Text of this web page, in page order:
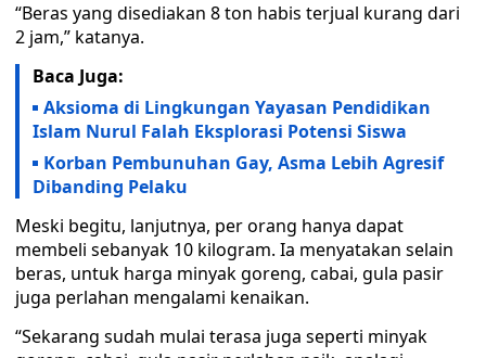
“Beras yang disediakan 8 ton habis terjual kurang dari
2 jam,” katanya.
Baca Juga:
Aksioma di Lingkungan Yayasan Pendidikan
Islam Nurul Falah Eksplorasi Potensi Siswa
Korban Pembunuhan Gay, Asma Lebih Agresif
Dibanding Pelaku
Meski begitu, lanjutnya, per orang hanya dapat
membeli sebanyak 10 kilogram. Ia menyatakan selain
beras, untuk harga minyak goreng, cabai, gula pasir
juga perlahan mengalami kenaikan.
“Sekarang sudah mulai terasa juga seperti minyak